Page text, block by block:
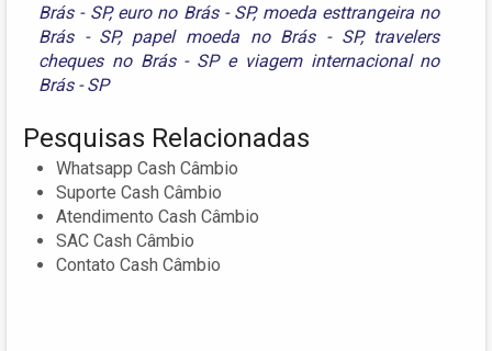
Brás - SP, euro no Brás - SP, moeda esttrangeira no
Brás - SP, papel moeda no Brás - SP, travelers
cheques no Brás - SPe viagem internacional no
Brás - SP
Pesquisas Relacionadas
Whatsapp Cash Câmbio
Suporte Cash Câmbio
Atendimento Cash Câmbio
SAC Cash Câmbio
Contato Cash Câmbio